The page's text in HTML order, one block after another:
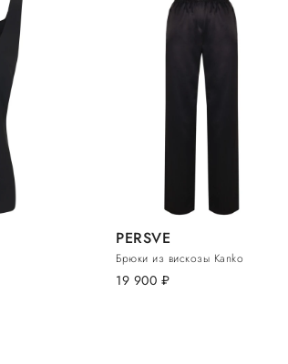
PERSVE
Брюки из вискозы Kanko
19 900 руб.